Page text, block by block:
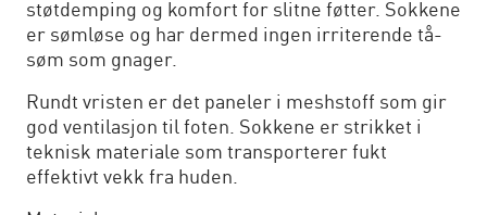
støtdemping og komfort for slitne føtter. Sokkene
er sømløse og har dermed ingen irriterende tå-
søm som gnager.
Rundt vristen er det paneler i meshstoff som gir
god ventilasjon til foten. Sokkene er strikket i
teknisk materiale som transporterer fukt
effektivt vekk fra huden.